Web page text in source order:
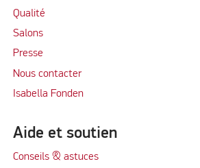
Qualité
Salons
Presse
Nous contacter
Isabella Fonden
Aide et soutien
Conseils & astuces